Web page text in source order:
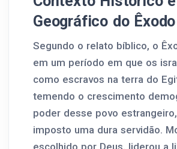
Geográfico do Êxodo
Segundo o relato bíblico, o
em um período em que os
como escravos na terra do
temendo o crescimento
poder desse povo
imposto uma dura servidão.
escolhido por Deus, liderou a